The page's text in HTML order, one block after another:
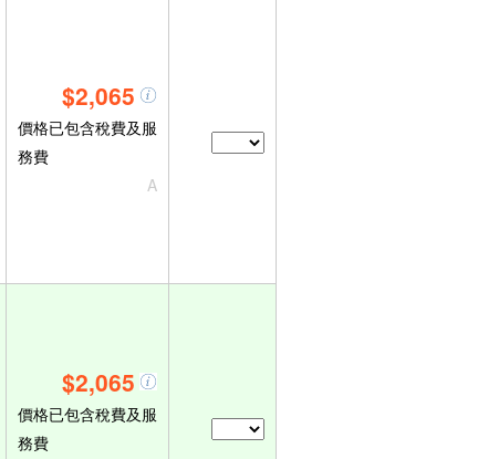
$2,065
價格已包含稅費及服
務費
A
$2,065
價格已包含稅費及服
務費